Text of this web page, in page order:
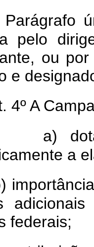
Parágrafo
pelo
ou
e
4º A
a)
a
federais;